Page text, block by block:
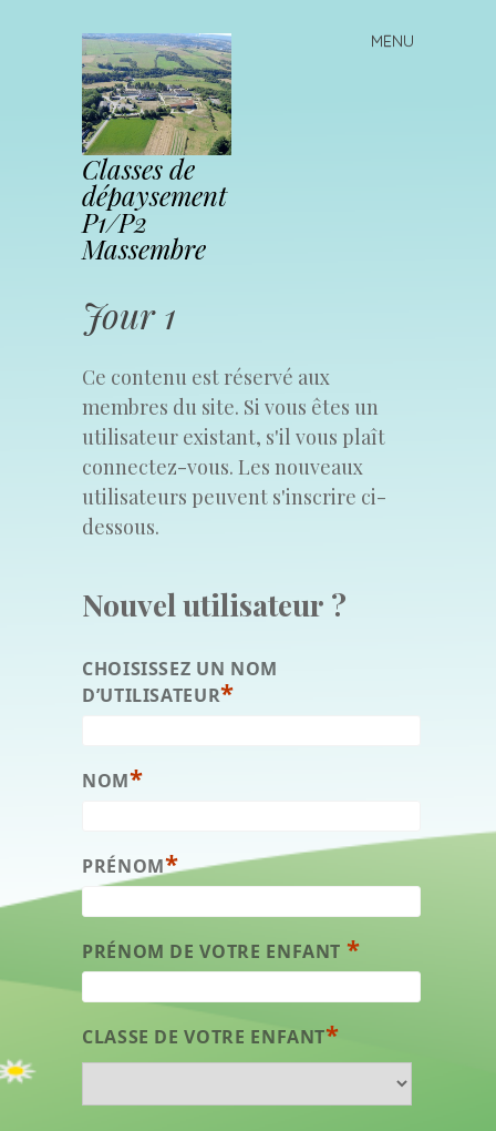
Classes de
dépaysement
P1/P2
Massembre
MENU
Skip to content
Jour 1
Ce contenu est réservé aux
membres du site. Si vous êtes un
utilisateur existant, s'il vous plaît
connectez-vous. Les nouveaux
utilisateurs peuvent s'inscrire ci-
dessous.
Nouvel utilisateur ?
CHOISISSEZ UN NOM
D’UTILISATEUR*
NOM*
PRÉNOM*
PRÉNOM DE VOTRE ENFANT *
CLASSE DE VOTRE ENFANT*